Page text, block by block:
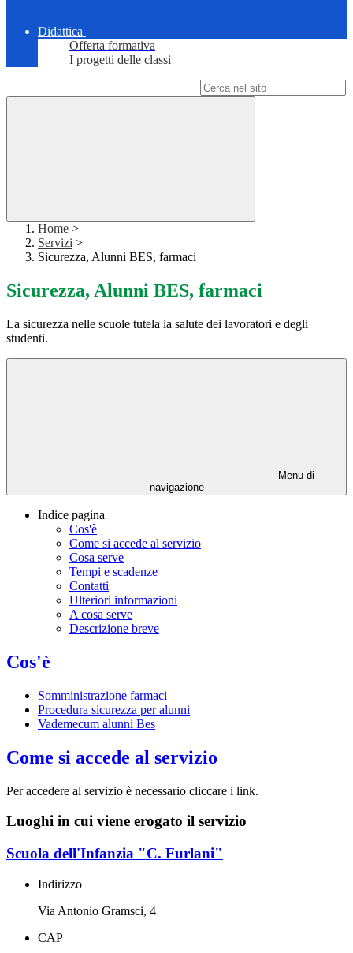
Didattica
Offerta formativa
I progetti delle classi
Home >
Servizi >
Sicurezza, Alunni BES, farmaci
Sicurezza, Alunni BES, farmaci
La sicurezza nelle scuole tutela la salute dei lavoratori e degli
studenti.
Menu di
navigazione
Indice pagina
Cos'è
Come si accede al servizio
Cosa serve
Tempi e scadenze
Contatti
Ulteriori informazioni
A cosa serve
Descrizione breve
Cos'è
Somministrazione farmaci
Procedura sicurezza per alunni
Vademecum alunni Bes
Come si accede al servizio
Per accedere al servizio è necessario cliccare i link.
Luoghi in cui viene erogato il servizio
Scuola dell'Infanzia "C. Furlani"
Indirizzo
Via Antonio Gramsci, 4
CAP